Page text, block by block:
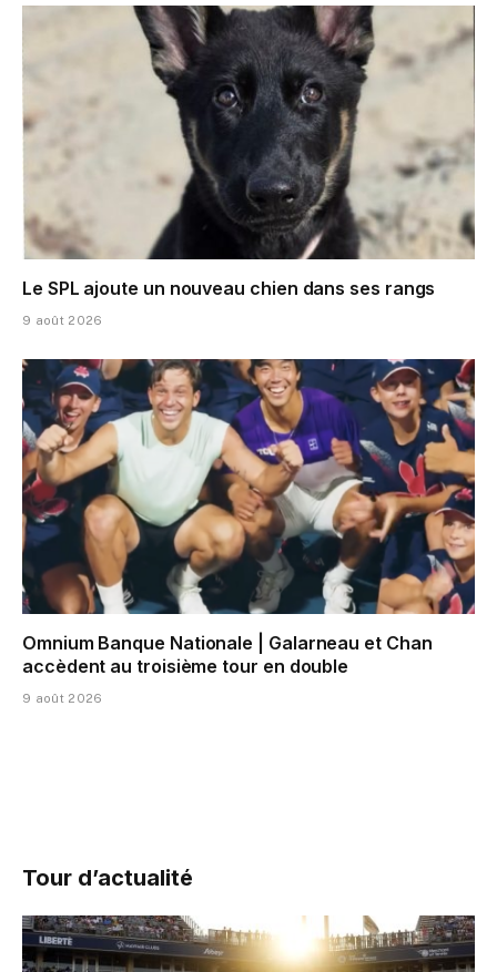
Le SPL ajoute un nouveau chien dans ses rangs
9 août 2026
Omnium Banque Nationale | Galarneau et Chan
accèdent au troisième tour en double
9 août 2026
Tour d’actualité